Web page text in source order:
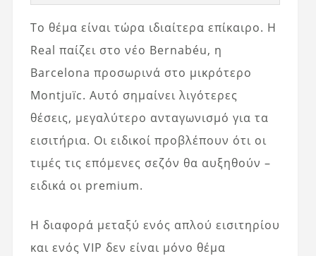
Το θέμα είναι τώρα ιδιαίτερα επίκαιρο. Η
Real παίζει στο νέο Bernabéu, η
Barcelona προσωρινά στο μικρότερο
Montjuïc. Αυτό σημαίνει λιγότερες
θέσεις, μεγαλύτερο ανταγωνισμό για τα
εισιτήρια. Οι ειδικοί προβλέπουν ότι οι
τιμές τις επόμενες σεζόν θα αυξηθούν –
ειδικά οι premium.
Η διαφορά μεταξύ ενός απλού εισιτηρίου
και ενός VIP δεν είναι μόνο θέμα